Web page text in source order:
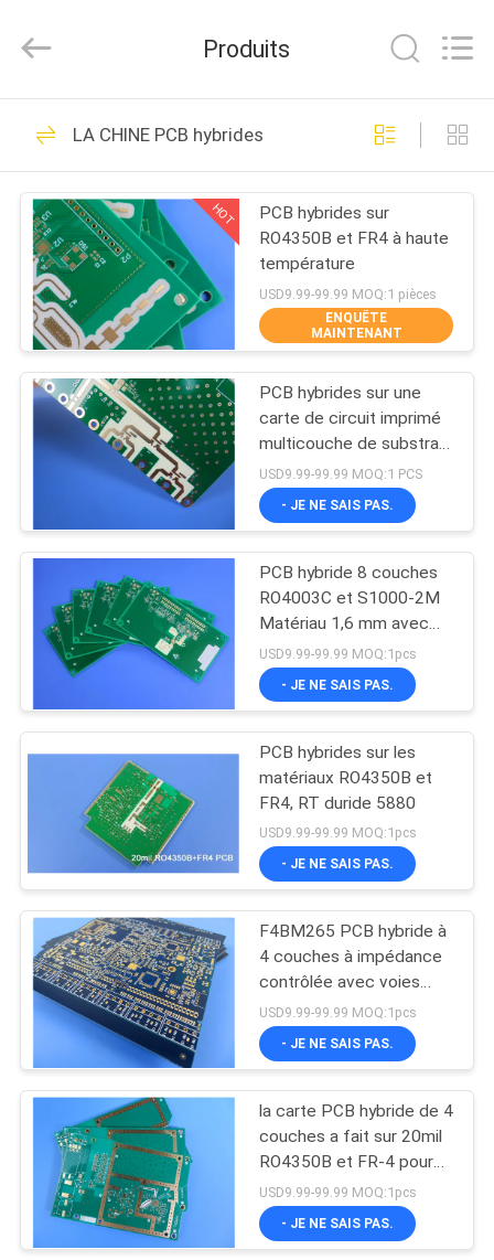
MAISON
PRODUITS
VIDÉOS
PROPOS
VISITE
L'USINE
CONTRÔLE
QUALITÉ
NOUS
CONTACTER
NOUVELLES
CAS
PLAN
SITE
Electronics
Technology
All
Reserved.
Panneau de carte
PCB de rf
359
Panneau de carte
PCB de Rogers
248
Carte PCB
taconique
22
Panneau de carte
PCB de PTFE
PCB F4B
39
Produits
LA CHINE PCB hybrides
HOT
PCB hybrides sur
RO4350B et FR4 à haute
température
USD9.99-99.99 MOQ:1 pièces
ENQUÊTE
MAINTENANT
PCB hybrides sur une
carte de circuit imprimé
multicouche de substrat
RO4350B et RO3010
USD9.99-99.99 MOQ:1 PCS
- JE NE SAIS PAS.
PCB hybride 8 couches
RO4003C et S1000-2M
Matériau 1,6 mm avec
vias aveugles
USD9.99-99.99 MOQ:1pcs
- JE NE SAIS PAS.
PCB hybrides sur les
matériaux RO4350B et
FR4, RT duride 5880
USD9.99-99.99 MOQ:1pcs
- JE NE SAIS PAS.
F4BM265 PCB hybride à
4 couches à impédance
contrôlée avec voies
aveugles
USD9.99-99.99 MOQ:1pcs
- JE NE SAIS PAS.
la carte PCB hybride de 4
couches a fait sur 20mil
RO4350B et FR-4 pour
l'émetteur-récepteur de
GPS
USD9.99-99.99 MOQ:1pcs
- JE NE SAIS PAS.